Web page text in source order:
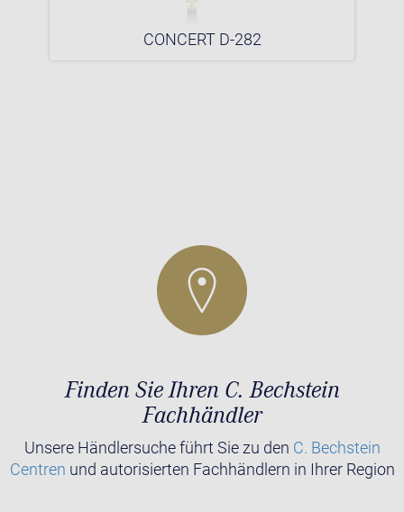
CONCERT D-282
Finden Sie Ihren C. Bechstein
Fachhändler
Unsere Händlersuche führt Sie zu den C. Bechstein
Centren und autorisierten Fachhändlern in Ihrer Region